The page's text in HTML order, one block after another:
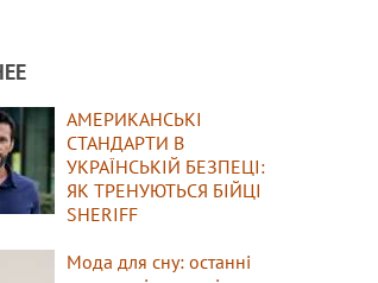
АМЕРИКАНСЬКІ
СТАНДАРТИ В
УКРАЇНСЬКІЙ БЕЗПЕЦІ:
ЯК ТРЕНУЮТЬСЯ БІЙЦІ
SHERIFF
Мода для сну: останні